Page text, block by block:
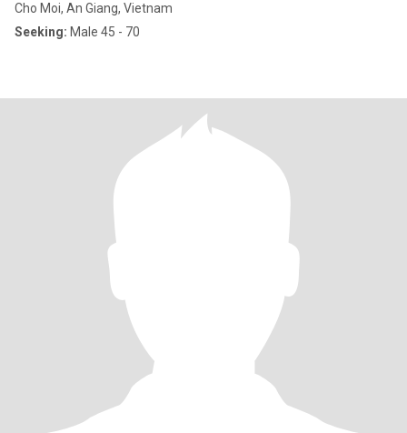
Cho Moi, An Giang, Vietnam
Seeking: Male 45 - 70